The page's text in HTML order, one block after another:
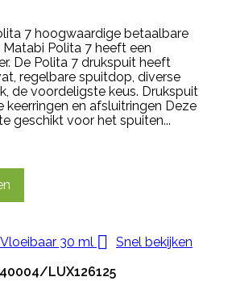
7 hoogwaardige betaalbare
Polita 7 heeft een
De Polita 7 drukspuit heeft
regelbare spuitdop, diverse
de voordeligste keus. Drukspuit
keerringen en afsluitringen Deze
geschikt voor het spuiten...

Snel bekijken
40004/LUX126125